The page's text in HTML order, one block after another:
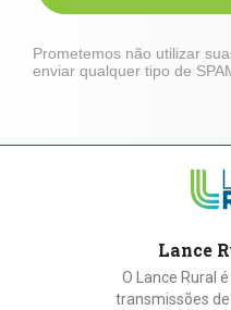
Prometemos não utilizar
enviar qualquer tipo de
Lance
O Lance Rural
transmissões